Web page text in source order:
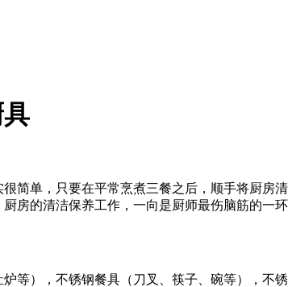
简单，只要在平常烹煮三餐之后，顺手将厨
房的清洁保养工作，一向是厨师最伤脑筋的
等），不锈钢餐具（刀叉、筷子、碗等），不